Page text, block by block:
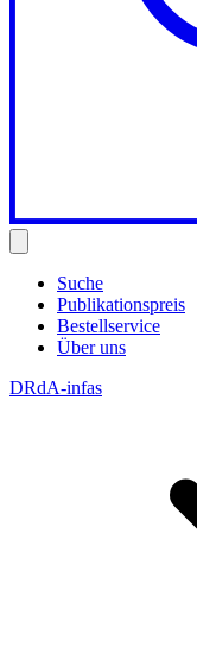
Suche
Publikationspreis
Bestellservice
Über uns
DRdA-infas